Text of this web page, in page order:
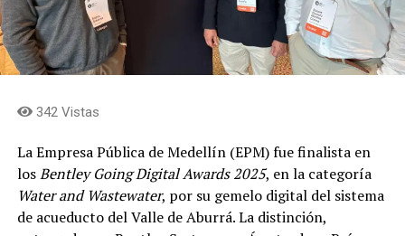
342 Vistas
La Empresa Pública de Medellín (EPM) fue finalista en
losBentley Going Digital Awards 2025, en la categoría
Water and Wastewater, por su gemelo digital del sistema
de acueducto del Valle de Aburrá. La distinción,